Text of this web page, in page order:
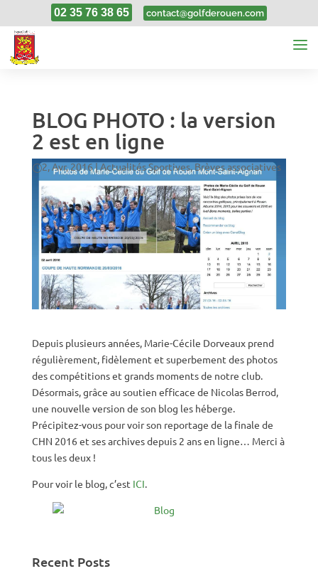
02 35 76 38 65 contact@golfderouen.com
BLOG PHOTO : la version
2 est en ligne
2, Avr, 2016|Actualités Sportives,Brèves associatives
Depuis plusieurs années, Marie-Cécile Dorveaux prend
régulièrement, fidèlement et superbement des photos
des compétitions et grands moments de notre club.
Désormais, grâce au soutien efficace de Nicolas Berrod,
une nouvelle version de son blog les héberge.
Précipitez-vous pour voir son reportage de la finale de
CHN 2016 et ses archives depuis 2 ans en ligne… Merci à
tous les deux !
Pour voir le blog, c’est ICI.
Recent Posts